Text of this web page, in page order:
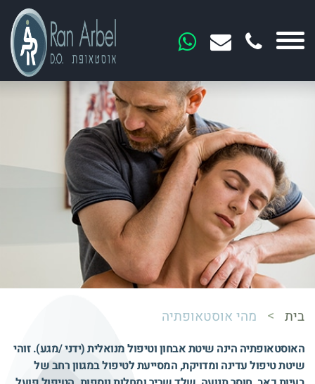
בית > מהי אוסטאופתיה
האוסטאופתיה הינה שיטת אבחון וטיפול מנואלית (ידני /מגע). זוהי
שיטת טיפול עדינה ומדויקת, המסייעת לטיפול במגוון רחב של